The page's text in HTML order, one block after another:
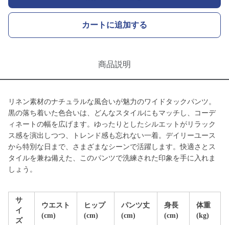
カートに追加する
商品説明
リネン素材のナチュラルな風合いが魅力のワイドタックパンツ。
黒の落ち着いた色合いは、どんなスタイルにもマッチし、コーデ
ィネートの幅を広げます。ゆったりとしたシルエットがリラック
ス感を演出しつつ、トレンド感も忘れない一着。デイリーユース
から特別な日まで、さまざまなシーンで活躍します。快適さとス
タイルを兼ね備えた、このパンツで洗練された印象を手に入れま
しょう。
サ
イ
ズ
ウエスト
(cm)
ヒップ
(cm)
パンツ丈
(cm)
身長
(cm)
体重
(kg)